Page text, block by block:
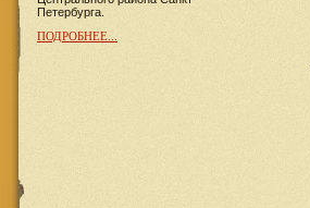
Петербурга.
ПОДРОБНЕЕ...